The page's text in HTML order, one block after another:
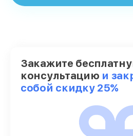
Закажите
консультацию и
собой скидку 25%